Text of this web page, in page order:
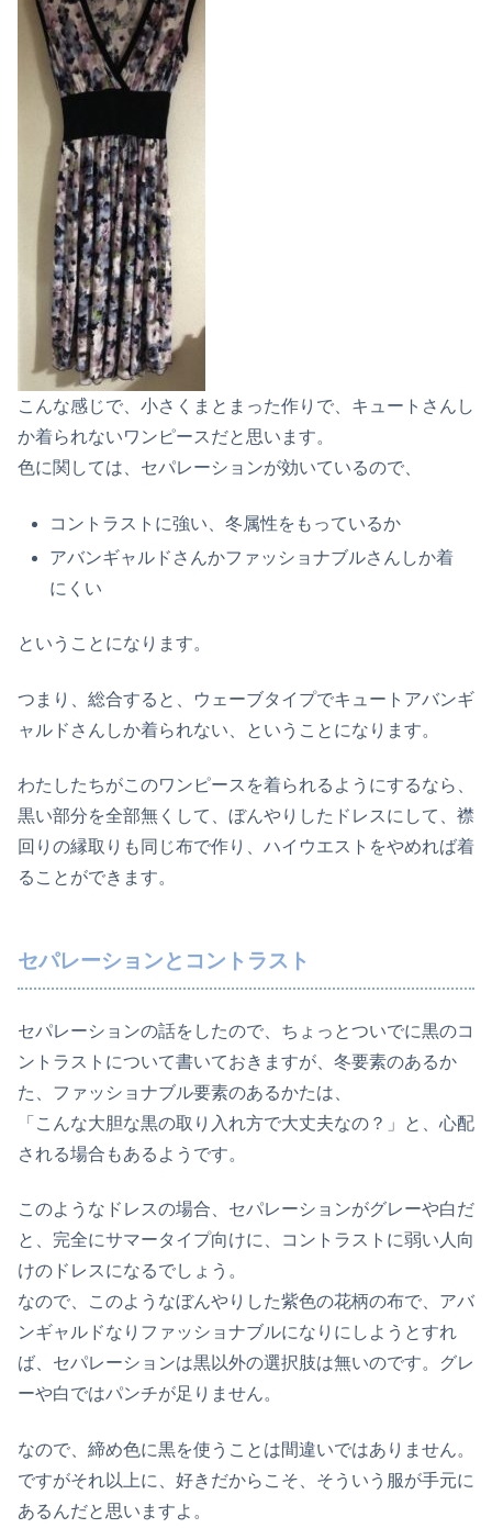
こんな感じで、小さくまとまった作りで、キュートさんし
か着られないワンピースだと思います。
色に関しては、セパレーションが効いているので、
コントラストに強い、冬属性をもっているか
アバンギャルドさんかファッショナブルさんしか着
にくい
ということになります。
つまり、総合すると、ウェーブタイプでキュートアバンギ
ャルドさんしか着られない、ということになります。
わたしたちがこのワンピースを着られるようにするなら、
黒い部分を全部無くして、ぼんやりしたドレスにして、襟
回りの縁取りも同じ布で作り、ハイウエストをやめれば着
ることができます。
セパレーションとコントラスト
セパレーションの話をしたので、ちょっとついでに黒のコ
ントラストについて書いておきますが、冬要素のあるか
た、ファッショナブル要素のあるかたは、
「こんな大胆な黒の取り入れ方で大丈夫なの？」と、心配
される場合もあるようです。
このようなドレスの場合、セパレーションがグレーや白だ
と、完全にサマータイプ向けに、コントラストに弱い人向
けのドレスになるでしょう。
なので、このようなぼんやりした紫色の花柄の布で、アバ
ンギャルドなりファッショナブルになりにしようとすれ
ば、セパレーションは黒以外の選択肢は無いのです。グレ
ーや白ではパンチが足りません。
なので、締め色に黒を使うことは間違いではありません。
ですがそれ以上に、 好きだからこそ、そういう服が手元に
あるんだと思いますよ。